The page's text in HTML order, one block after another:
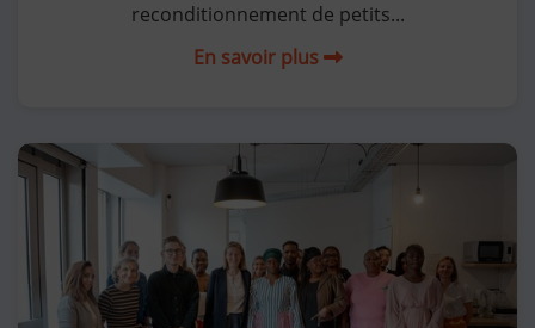
reconditionnement de petits...
En savoir plus